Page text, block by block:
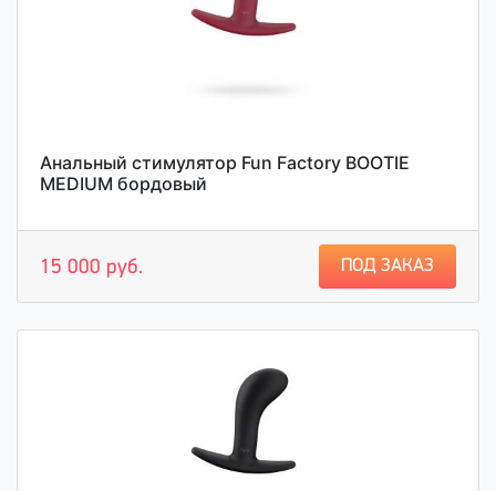
Анальный стимулятор Fun Factory BOOTIE
MEDIUM бордовый
15 000 руб. ПОД ЗАКАЗ